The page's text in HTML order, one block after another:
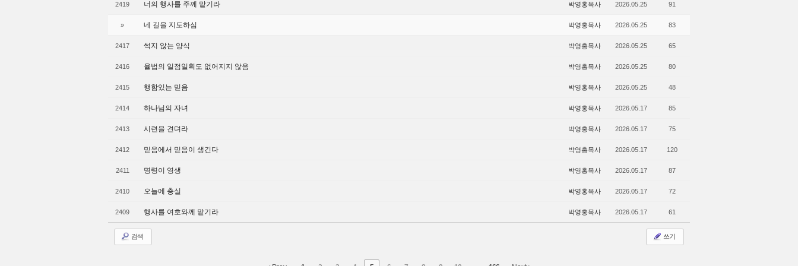
2419 너의 행사를 주께 맡기라 박영홍목사 2026.05.25 91
» 네 길을 지도하심 박영홍목사 2026.05.25 83
2417 썩지 않는 양식 박영홍목사 2026.05.25 65
2416 율법의 일점일획도 없어지지 않음 박영홍목사 2026.05.25 80
2415 행함있는 믿음 박영홍목사 2026.05.25 48
2414 하나님의 자녀 박영홍목사 2026.05.17 85
2413 시련을 견뎌라 박영홍목사 2026.05.17 75
2412 믿음에서 믿음이 생긴다 박영홍목사 2026.05.17 120
2411 명령이 영생 박영홍목사 2026.05.17 87
2410 오늘에 충실 박영홍목사 2026.05.17 72
2409 행사를 여호와께 맡기라 박영홍목사 2026.05.17 61
검색 쓰기